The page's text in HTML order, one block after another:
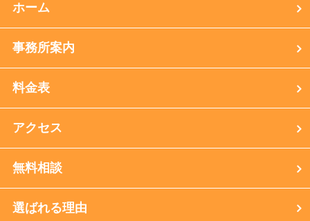
ホーム
事務所案内
料金表
アクセス
無料相談
選ばれる理由